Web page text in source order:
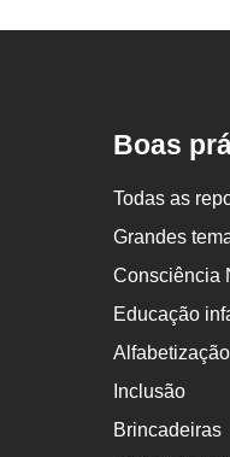
Boas
Todas as
Grandes
Consciência
Educação
Alfabetização
Inclusão
Brincadeiras